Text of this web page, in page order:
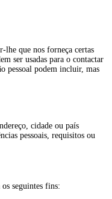
lhe que nos forneça certas
ser usadas para o contactar
pessoal podem incluir, mas
cidade ou país
pessoais, requisitos ou
seguintes fins: